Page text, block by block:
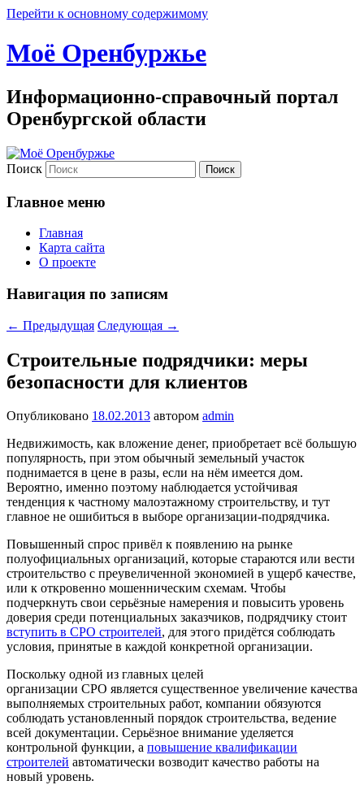
Перейти к основному содержимому
Моё Оренбуржье
Информационно-справочный портал
Оренбургской области
Поиск
Главное меню
Главная
Карта сайта
О проекте
Навигация по записям
← Предыдущая Следующая →
Строительные подрядчики: меры
безопасности для клиентов
Опубликовано 18.02.2013 автором admin
Недвижимость, как вложение денег, приобретает всё большую
популярность, при этом обычный земельный участок
поднимается в цене в разы, если на нём имеется дом.
Вероятно, именно поэтому наблюдается устойчивая
тенденция к частному малоэтажному строительству, и тут
главное не ошибиться в выборе организации-подрядчика.
Повышенный спрос привёл к появлению на рынке
полуофициальных организаций, которые стараются или вести
строительство с преувеличенной экономией в ущерб качестве,
или к откровенно мошенническим схемам. Чтобы
подчеркнуть свои серьёзные намерения и повысить уровень
доверия среди потенциальных заказчиков, подрядчику стоит
вступить в СРО строителей, для этого придётся соблюдать
условия, принятые в каждой конкретной организации.
Поскольку одной из главных целей
организации СРО является существенное увеличение качества
выполняемых строительных работ, компании обязуются
соблюдать установленный порядок строительства, ведение
всей документации. Серьёзное внимание уделяется
контрольной функции, а повышение квалификации
строителей автоматически возводит качество работы на
новый уровень.